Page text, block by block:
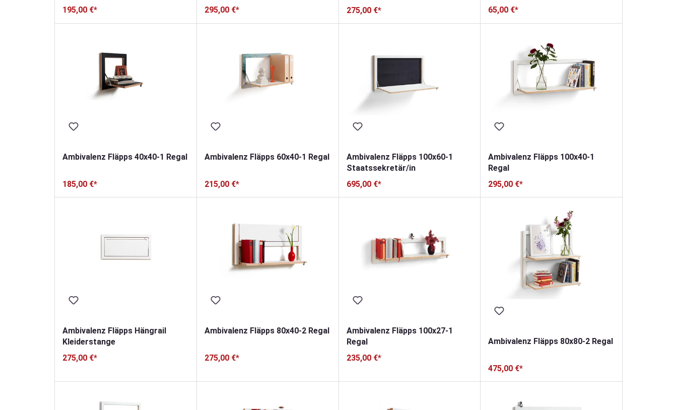
195,00 €*
295,00 €*
275,00 €*
65,00 €*
Ambivalenz Fläpps 40x40-1 Regal
185,00 €*
Ambivalenz Fläpps 60x40-1 Regal
215,00 €*
Ambivalenz Fläpps 100x60-1
Staatssekretär/in
695,00 €*
Ambivalenz Fläpps 100x40-1
Regal
295,00 €*
Ambivalenz Fläpps Hängrail
Kleiderstange
275,00 €*
Ambivalenz Fläpps 80x40-2 Regal
275,00 €*
Ambivalenz Fläpps 100x27-1
Regal
235,00 €*
Ambivalenz Fläpps 80x80-2 Regal
475,00 €*